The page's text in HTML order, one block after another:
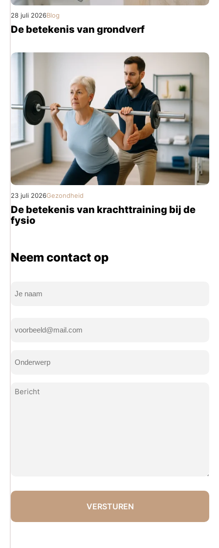
28 juli 2026Blog
De betekenis van grondverf
23 juli 2026Gezondheid
De betekenis van krachttraining bij de
fysio
Neem contact op
mailadres
Bericht